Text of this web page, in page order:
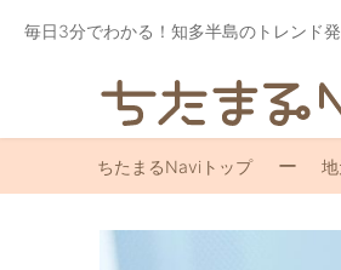
毎日3分でわかる！知多半島のトレンド
ちたまるNaviトップ